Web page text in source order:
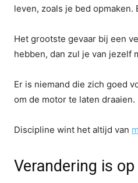
leven, zoals je bed
Het grootste gevaar bij een
hebben, dan zul je van jezelf
Er is niemand die zich goed
om de motor te laten
Discipline wint het altijd van
Verandering is